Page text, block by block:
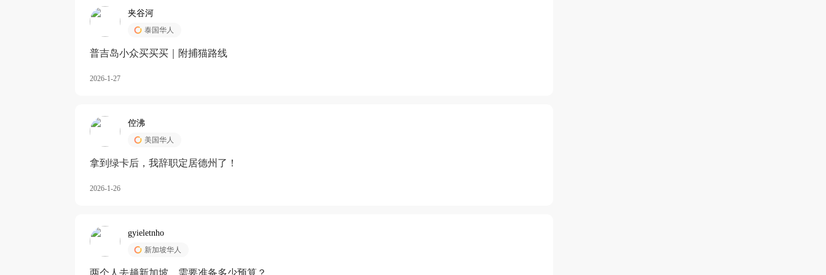
夹谷河
泰国华人
️普吉岛小众买买买｜附捕猫路线
2026-1-27
倥沸
美国华人
拿到绿卡后，我辞职定居德州了！
2026-1-26
gyieletnho
新加坡华人
两个人去趟新加坡，需要准备多少预算？